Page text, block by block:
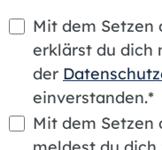
Mit dem Setzen
erklärst du dich
der
einverstanden.*
Mit dem Setzen